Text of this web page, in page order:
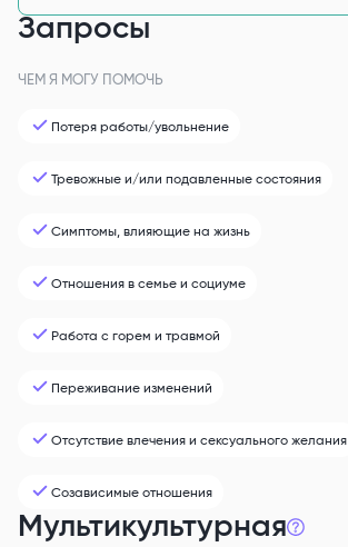
Запросы
ЧЕМ Я МОГУ ПОМОЧЬ
Потеря работы/увольнение
Тревожные и/или подавленные состояния
Симптомы, влияющие на жизнь
Отношения в семье и социуме
Работа с горем и травмой
Переживание изменений
Отсутствие влечения и сексуального желания
Созависимые отношения
Мультикультурная